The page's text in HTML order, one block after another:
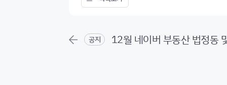
공지 12월 네이버 부동산 법정동